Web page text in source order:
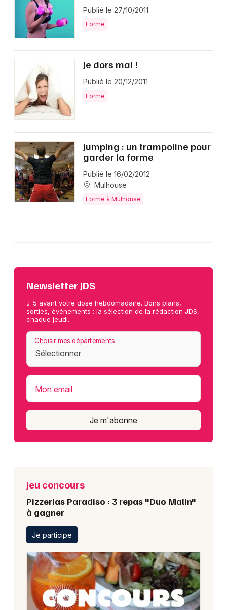
Publié le 27/10/2011
Forme
Je dors mal !
Publié le 20/12/2011
Forme
Jumping : un trampoline pour
garder la forme
Publié le 16/02/2012
Mulhouse
Forme à Mulhouse
Newsletter JDS
J-5 avant votre dose hebdomadaire. Bons plans,
sorties, événements : la sélection de la rédaction JDS,
chaque jeudi.
Choisir mes départements
Mon email
Je m'abonne
Jeu concours
Pizzerias Paradiso : 3 repas "Duo Malin"
à gagner
Je participe